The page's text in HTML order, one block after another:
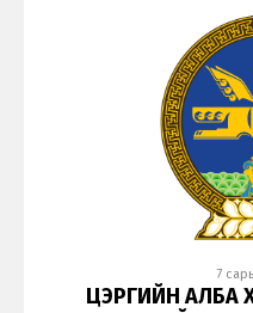
7
ЦЭРГИЙН АЛБА